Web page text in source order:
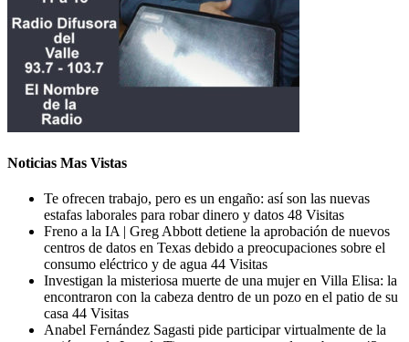
Noticias Mas Vistas
Te ofrecen trabajo, pero es un engaño: así son las nuevas
estafas laborales para robar dinero y datos 48 Visitas
Freno a la IA | Greg Abbott detiene la aprobación de nuevos
centros de datos en Texas debido a preocupaciones sobre el
consumo eléctrico y de agua 44 Visitas
Investigan la misteriosa muerte de una mujer en Villa Elisa: la
encontraron con la cabeza dentro de un pozo en el patio de su
casa 44 Visitas
Anabel Fernández Sagasti pide participar virtualmente de la